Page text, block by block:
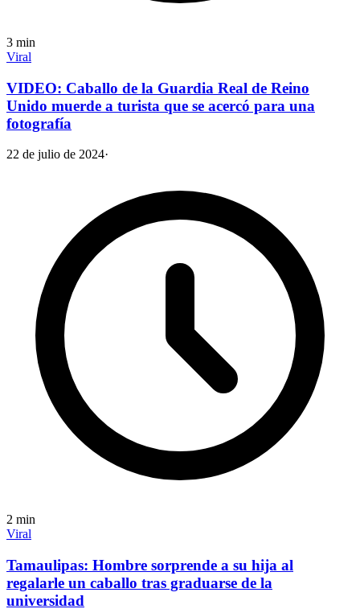
3 min
Viral
VIDEO: Caballo de la Guardia Real de Reino
Unido muerde a turista que se acercó para una
fotografía
22 de julio de 2024·
2 min
Viral
Tamaulipas: Hombre sorprende a su hija al
regalarle un caballo tras graduarse de la
universidad